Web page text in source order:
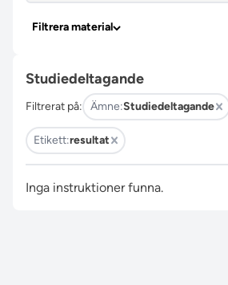
Filtrera material
Studiedeltagande
Filtrerat på: Ämne:Studiedeltagande
Etikett:resultat
Inga instruktioner funna.